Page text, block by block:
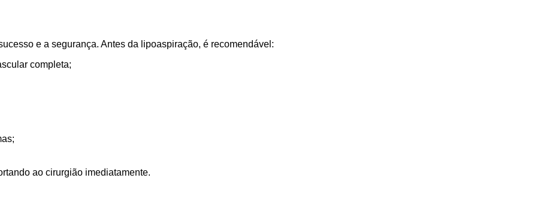
e a segurança. Antes da lipoaspiração, é recomendável:
completa;
ao cirurgião imediatamente.